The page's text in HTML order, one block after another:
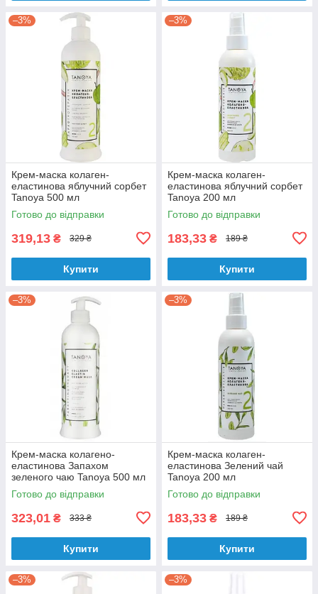
–3%
Крем-маска колаген-
еластинова яблучний сорбет
Tanoya 500 мл
Готово до відправки
319,13 ₴ 329 ₴
Купити
–3%
Крем-маска колаген-
еластинова яблучний сорбет
Tanoya 200 мл
Готово до відправки
183,33 ₴ 189 ₴
Купити
–3%
Крем-маска колагено-
еластинова Запахом
зеленого чаю Tanoya 500 мл
Готово до відправки
323,01 ₴ 333 ₴
Купити
–3%
Крем-маска колаген-
еластинова Зелений чай
Tanoya 200 мл
Готово до відправки
183,33 ₴ 189 ₴
Купити
–3% –3%